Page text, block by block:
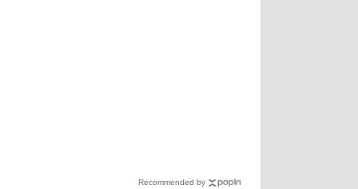
Recommended by